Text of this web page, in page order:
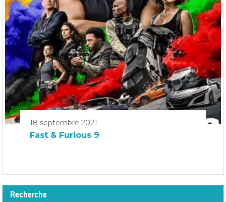
18 septembre 2021
Fast & Furious 9
Recherche